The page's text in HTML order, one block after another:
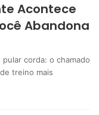
Acontece
Abandona
corda: o chamado
treino mais